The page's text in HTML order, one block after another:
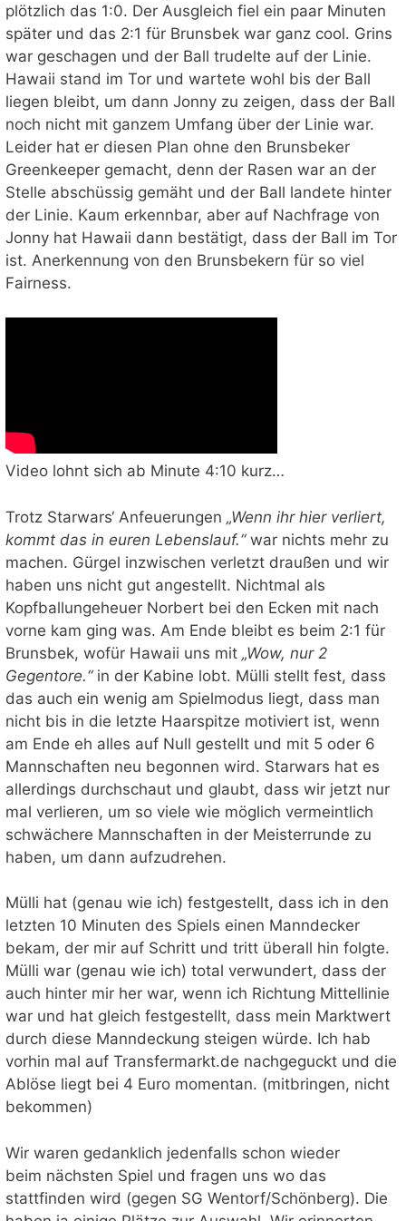
plötzlich das 1:0. Der Ausgleich fiel ein paar Minuten
später und das 2:1 für Brunsbek war ganz cool. Grins
war geschagen und der Ball trudelte auf der Linie.
Hawaii stand im Tor und wartete wohl bis der Ball
liegen bleibt, um dann Jonny zu zeigen, dass der Ball
noch nicht mit ganzem Umfang über der Linie war.
Leider hat er diesen Plan ohne den Brunsbeker
Greenkeeper gemacht, denn der Rasen war an der
Stelle abschüssig gemäht und der Ball landete hinter
der Linie. Kaum erkennbar, aber auf Nachfrage von
Jonny hat Hawaii dann bestätigt, dass der Ball im Tor
ist. Anerkennung von den Brunsbekern für so viel
Fairness.
Video lohnt sich ab Minute 4:10 kurz…
Trotz Starwars‘ Anfeuerungen „Wenn ihr hier verliert,
kommt das in euren Lebenslauf.“war nichts mehr zu
machen. Gürgel inzwischen verletzt draußen und wir
haben uns nicht gut angestellt. Nichtmal als
Kopfballungeheuer Norbert bei den Ecken mit nach
vorne kam ging was. Am Ende bleibt es beim 2:1 für
Brunsbek, wofür Hawaii uns mit „Wow, nur 2
Gegentore.“in der Kabine lobt. Mülli stellt fest, dass
das auch ein wenig am Spielmodus liegt, dass man
nicht bis in die letzte Haarspitze motiviert ist, wenn
am Ende eh alles auf Null gestellt und mit 5 oder 6
Mannschaften neu begonnen wird. Starwars hat es
allerdings durchschaut und glaubt, dass wir jetzt nur
mal verlieren, um so viele wie möglich vermeintlich
schwächere Mannschaften in der Meisterrunde zu
haben, um dann aufzudrehen.
Mülli hat (genau wie ich) festgestellt, dass ich in den
letzten 10 Minuten des Spiels einen Manndecker
bekam, der mir auf Schritt und tritt überall hin folgte.
Mülli war (genau wie ich) total verwundert, dass der
auch hinter mir her war, wenn ich Richtung Mittellinie
war und hat gleich festgestellt, dass mein Marktwert
durch diese Manndeckung steigen würde. Ich hab
vorhin mal auf Transfermarkt.de nachgeguckt und die
Ablöse liegt bei 4 Euro momentan. (mitbringen, nicht
bekommen)
Wir waren gedanklich jedenfalls schon wieder
beim nächsten Spiel und fragen uns wo das
stattfinden wird (gegen SG Wentorf/Schönberg). Die